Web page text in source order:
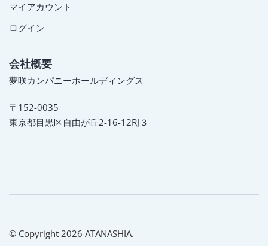
マイアカウント
ログイン
会社概要
夢咲カンパニーホールディングス
〒152-0035
東京都目黒区自由が丘2-16-12RJ３
© Copyright 2026 ATANASHIA.